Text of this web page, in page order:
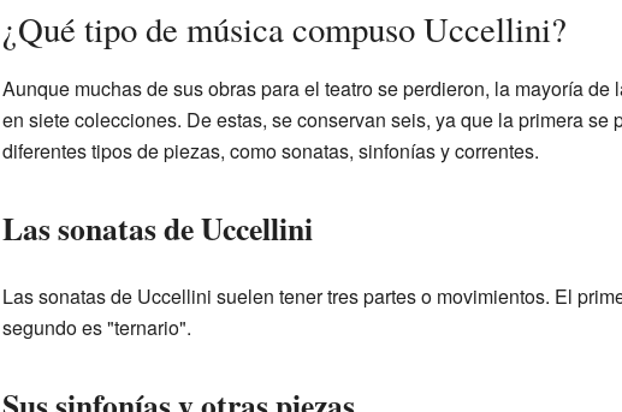
¿Qué tipo de música compuso Uccellini?
Aunque muchas de sus obras para el teatro se perdieron, la mayoría
en siete colecciones. De estas, se conservan seis, ya que la primera
diferentes tipos de piezas, como sonatas, sinfonías y correntes.
Las sonatas de Uccellini
Las sonatas de Uccellini suelen tener tres partes o movimientos. El
segundo es "ternario".